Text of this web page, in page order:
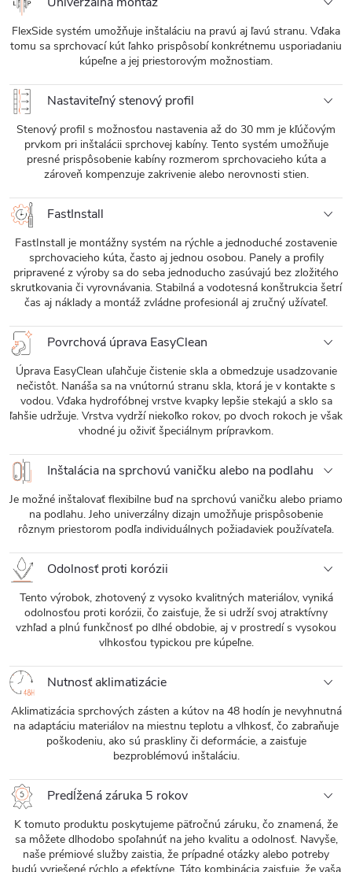
FlexSide systém umožňuje inštaláciu na pravú aj ľavú stranu. Vďaka
tomu sa sprchovací kút ľahko prispôsobí konkrétnemu usporiadaniu
kúpeľne a jej priestorovým možnostiam.
Nastaviteľný stenový profil
Stenový profil s možnosťou nastavenia až do 30 mm je kľúčovým
prvkom pri inštalácii sprchovej kabíny. Tento systém umožňuje
presné prispôsobenie kabíny rozmerom sprchovacieho kúta a
zároveň kompenzuje zakrivenie alebo nerovnosti stien.
FastInstall
FastInstall je montážny systém na rýchle a jednoduché zostavenie
sprchovacieho kúta, často aj jednou osobou. Panely a profily
pripravené z výroby sa do seba jednoducho zasúvajú bez zložitého
skrutkovania či vyrovnávania. Stabilná a vodotesná konštrukcia šetrí
čas aj náklady a montáž zvládne profesionál aj zručný užívateľ.
Povrchová úprava EasyClean
Úprava EasyClean uľahčuje čistenie skla a obmedzuje usadzovanie
nečistôt. Nanáša sa na vnútornú stranu skla, ktorá je v kontakte s
vodou. Vďaka hydrofóbnej vrstve kvapky lepšie stekajú a sklo sa
ľahšie udržuje. Vrstva vydrží niekoľko rokov, po dvoch rokoch je však
vhodné ju oživiť špeciálnym prípravkom.
Inštalácia na sprchovú vaničku alebo na podlahu
Je možné inštalovať flexibilne buď na sprchovú vaničku alebo priamo
na podlahu. Jeho univerzálny dizajn umožňuje prispôsobenie
rôznym priestorom podľa individuálnych požiadaviek používateľa.
Odolnosť proti korózii
Tento výrobok, zhotovený z vysoko kvalitných materiálov, vyniká
odolnosťou proti korózii, čo zaisťuje, že si udrží svoj atraktívny
vzhľad a plnú funkčnosť po dlhé obdobie, aj v prostredí s vysokou
vlhkosťou typickou pre kúpeľne.
Nutnosť aklimatizácie
Aklimatizácia sprchových zásten a kútov na 48 hodín je nevyhnutná
na adaptáciu materiálov na miestnu teplotu a vlhkosť, čo zabraňuje
poškodeniu, ako sú praskliny či deformácie, a zaisťuje
bezproblémovú inštaláciu.
Predĺžená záruka 5 rokov
K tomuto produktu poskytujeme päťročnú záruku, čo znamená, že
sa môžete dlhodobo spoľahnúť na jeho kvalitu a odolnosť. Navyše,
naše prémiové služby zaistia, že prípadné otázky alebo potreby